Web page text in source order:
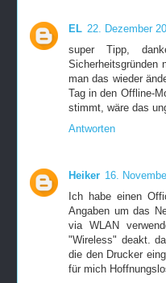
EL 22. Dezember
super Tipp,
Sicherheitsgründen
man das wieder
Tag in den Offline-
stimmt, wäre das
Antworten
Heiker 16.
Ich habe einen
Angaben um das
via WLAN
"Wireless" deakt.
die den Drucker
für mich